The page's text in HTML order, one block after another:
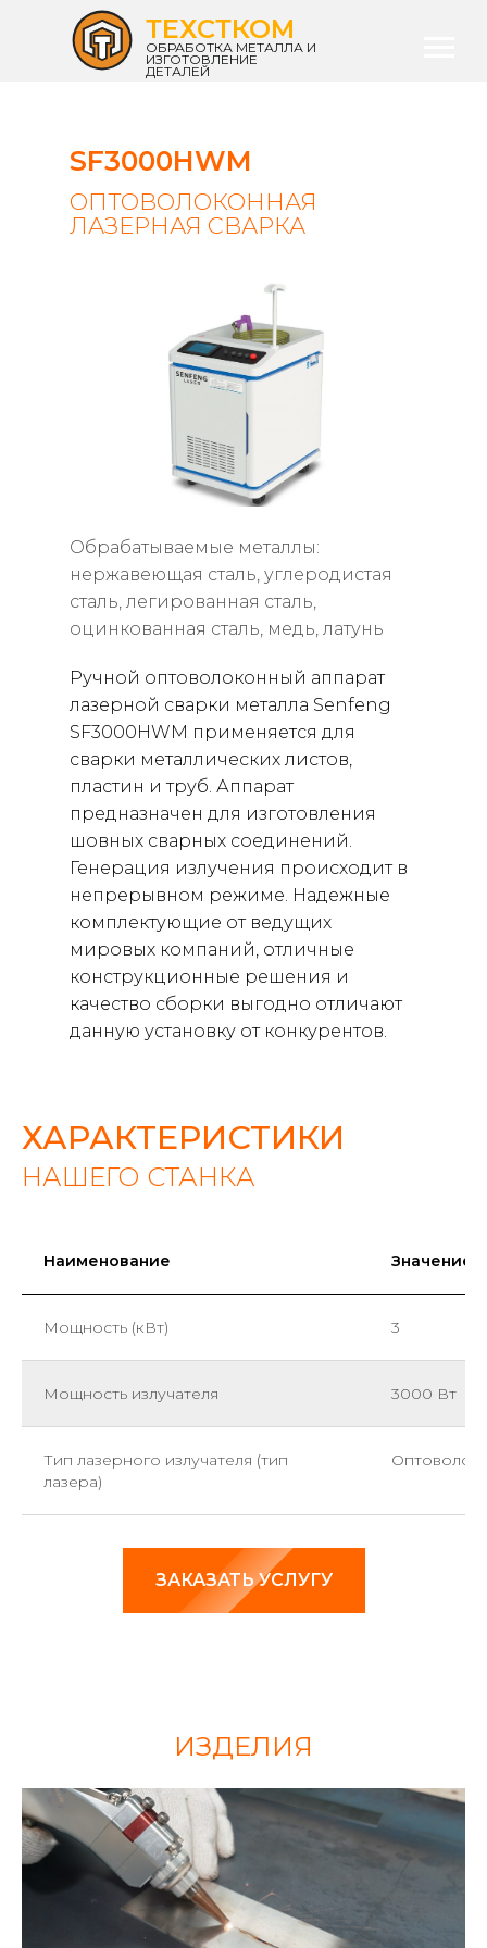
ТЕХСТКОМ
ОБРАБОТКА МЕТАЛЛА И
ИЗГОТОВЛЕНИЕ
ДЕТАЛЕЙ
Ручной оптоволоконный аппарат
лазерной сварки металла Senfeng
SF3000HWM применяется для
сварки металлических листов,
пластин и труб. Аппарат
предназначен для изготовления
шовных сварных соединений.
Генерация излучения происходит в
непрерывном режиме. Надежные
комплектующие от ведущих
мировых компаний, отличные
конструкционные решения и
качество сборки выгодно отличают
данную установку от конкурентов.
SF3000HWM
ОПТОВОЛОКОННАЯ
ЛАЗЕРНАЯ СВАРКА
Обрабатываемые металлы:
нержавеющая сталь, углеродистая
сталь, легированная сталь,
оцинкованная сталь, медь, латунь
ХАРАКТЕРИСТИКИ
НАШЕГО СТАНКА
Наименование Значение
Мощность (кВт) 3
Мощность излучателя 3000 Вт
Тип лазерного излучателя (тип
лазера)
ЗАКАЗАТЬ УСЛУГУ
ИЗДЕЛИЯ